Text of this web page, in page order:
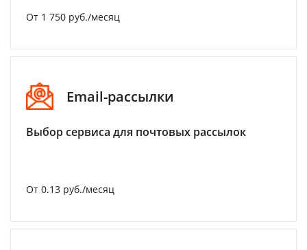
От 1 750 руб./месяц
Email-рассылки
Выбор сервиса для почтовых рассылок
От 0.13 руб./месяц